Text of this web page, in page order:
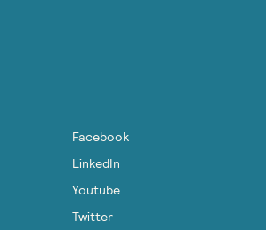
Facebook
LinkedIn
Youtube
Twitter